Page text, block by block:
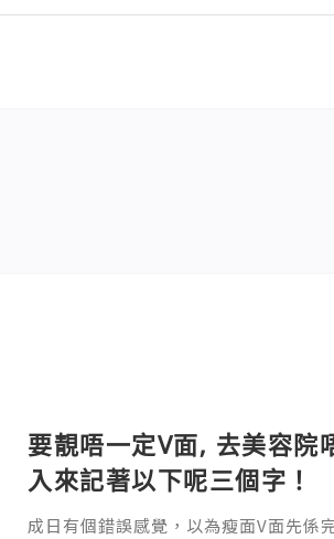
要靚唔一定V面, 去美容
入來記著以下呢三個字！
成日有個錯誤感覺，以為瘦面V面先係